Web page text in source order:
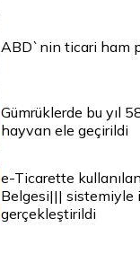
ABD`nin ticari ham
Gümrüklerde bu yıl
hayvan ele geçirildi
e-Ticarette
Belgesi||| sistemiyle
gerçekleştirildi